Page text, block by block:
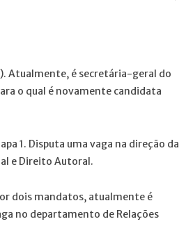
Atualmente, é secretária-geral do
o qual é novamente candidata
1. Disputa uma vaga na direção da
e Direito Autoral.
dois mandatos, atualmente é
no departamento de Relações